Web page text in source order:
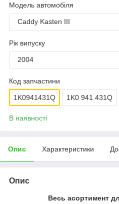
Модель автомобіля
Caddy Kasten III
Рік випуску
2004
Код запчастини
1K0941431Q 1K0 941 431Q
В наявності
Опис Характеристики
Опис
Весь асортимент